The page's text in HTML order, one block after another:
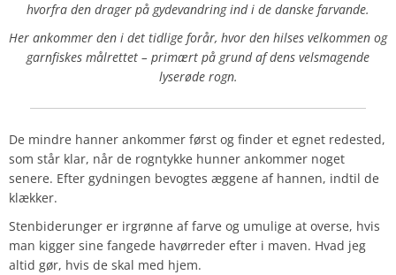
hvorfra den drager på gydevandring ind i de danske farvande.
Her ankommer den i det tidlige forår, hvor den hilses velkommen og
garnfiskes målrettet – primært på grund af dens velsmagende
lyserøde rogn.
De mindre hanner ankommer først og finder et egnet redested,
som står klar, når de rogntykke hunner ankommer noget
senere. Efter gydningen bevogtes æggene af hannen, indtil de
klækker.
Stenbiderunger er irgrønne af farve og umulige at overse, hvis
man kigger sine fangede havørreder efter i maven. Hvad jeg
altid gør, hvis de skal med hjem.